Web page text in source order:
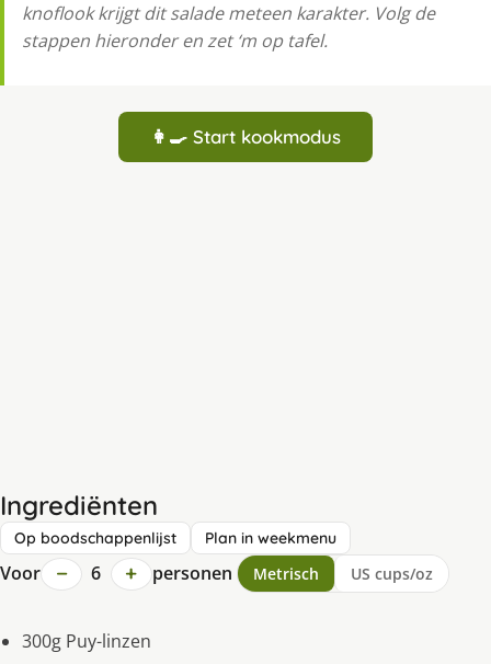
knoflook krijgt dit salade meteen karakter. Volg de
stappen hieronder en zet ‘m op tafel.
👩‍🍳 Start kookmodus
Ingrediënten
Op boodschappenlijst Plan in weekmenu
Voor − 6 + personen Metrisch US cups/oz
300g Puy-linzen